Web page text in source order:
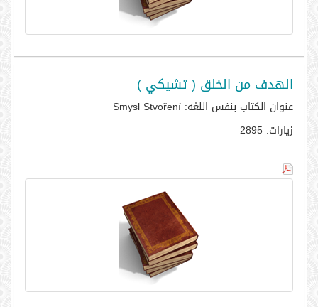
الهدف من الخلق ( تشيكي )
عنوان الكتاب بنفس اللغه:
زيارات: